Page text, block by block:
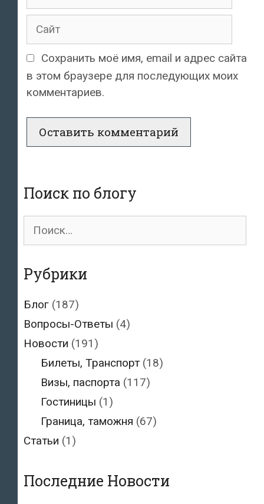
Сайт
Сохранить моё имя, email и адрес сайта
в этом браузере для последующих моих
комментариев.
Поиск по блогу
Поиск
Рубрики
Блог (187)
Вопросы-Ответы (4)
Новости (191)
Билеты, Транспорт(18)
Визы, паспорта (117)
Гостиницы (1)
Граница, таможня (67)
Статьи (1)
Последние Новости